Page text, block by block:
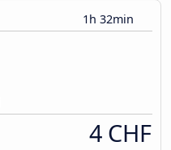
1h 32min
4 CHF